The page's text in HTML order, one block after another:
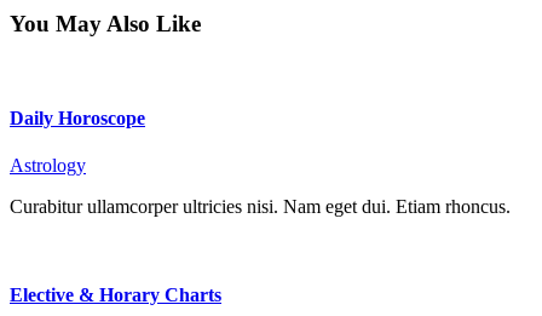
You May Also Like
Daily Horoscope
Astrology
Curabitur ullamcorper ultricies nisi. Nam eget dui. Etiam rhoncus.
Elective & Horary Charts